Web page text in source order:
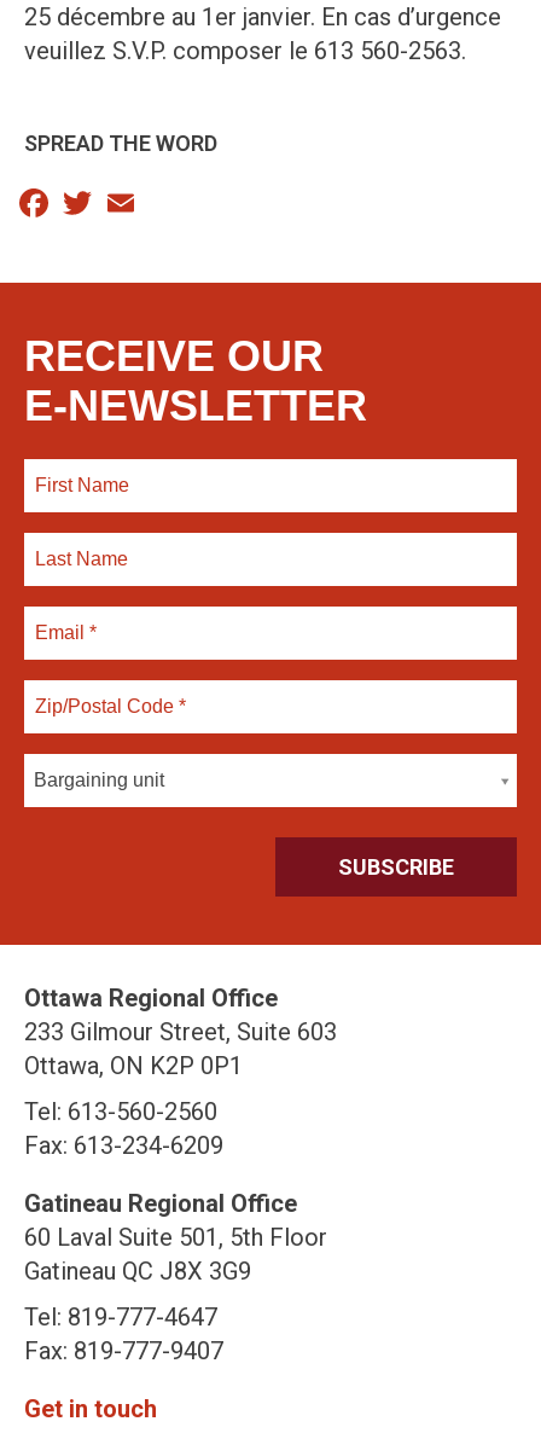
25 décembre au 1er janvier. En cas d’urgence
veuillez S.V.P. composer le 613 560-2563.
SPREAD THE WORD
Facebook
Twitter
RECEIVE OUR
E-NEWSLETTER
Bargaining unit
Ottawa Regional Office
233 Gilmour Street, Suite 603
Ottawa, ON K2P 0P1
Tel: 613-560-2560
Fax: 613-234-6209
Gatineau Regional Office
60 Laval Suite 501, 5th Floor
Gatineau QC J8X 3G9
Tel: 819-777-4647
Fax: 819-777-9407
Get in touch